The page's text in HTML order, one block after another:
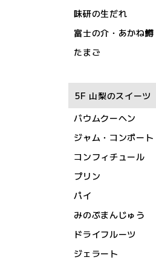
味研の生だれ
富士の介・あかね鱒
たまご
5F 山梨のスイーツ
バウムクーヘン
ジャム・コンポート
コンフィチュール
プリン
パイ
みのぶまんじゅう
ドライフルーツ
ジェラート